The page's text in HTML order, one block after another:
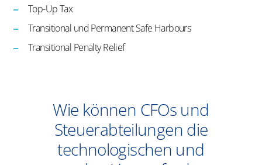
Top-Up Tax
Transitional und Permanent Safe Harbours
Transitional Penalty Relief
Wie können CFOs und
Steuerabteilungen die
technologischen und